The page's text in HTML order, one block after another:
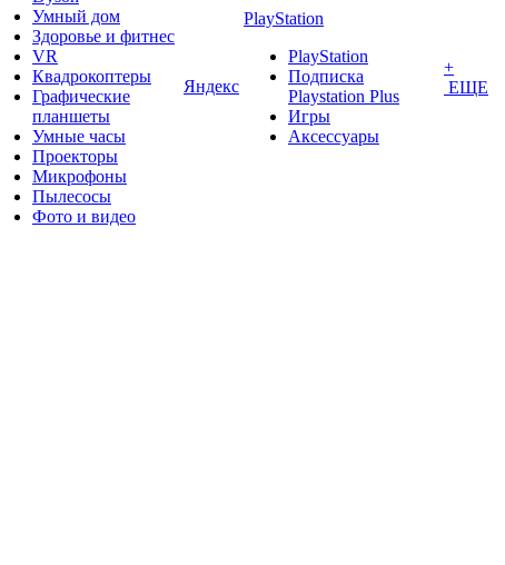
Умный дом
Здоровье и фитнес
VR
Квадрокоптеры
Графические
планшеты
Умные часы
Проекторы
Микрофоны
Пылесосы
Фото и видео
Яндекс
PlayStation
PlayStation
Подписка
Playstation Plus
Игры
Аксессуары
+
ЕЩЕ